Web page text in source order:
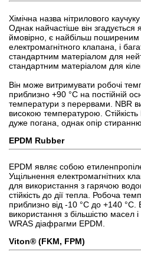
Хімічна назва нітрилового
Однак найчастіше він згадується
ймовірно, є найбільш
електромагнітного клапана, і
стандартним матеріалом для
стандартним матеріалом для
Він може витримувати робочі
приблизно +90 °C на постійній
температури з перервами. NBR
високою температурою. Стійкість
дуже погана, однак опір
EPDM Rubber
EPDM являє собою
Ущільнення електромагнітних
для використання з гарячою
стійкість до дії тепла. Робоча
приблизно від -10 °C до +140 °C.
використання з більшістю масел
WRAS діафрагми EPDM.
Viton® (FKM, FPM)